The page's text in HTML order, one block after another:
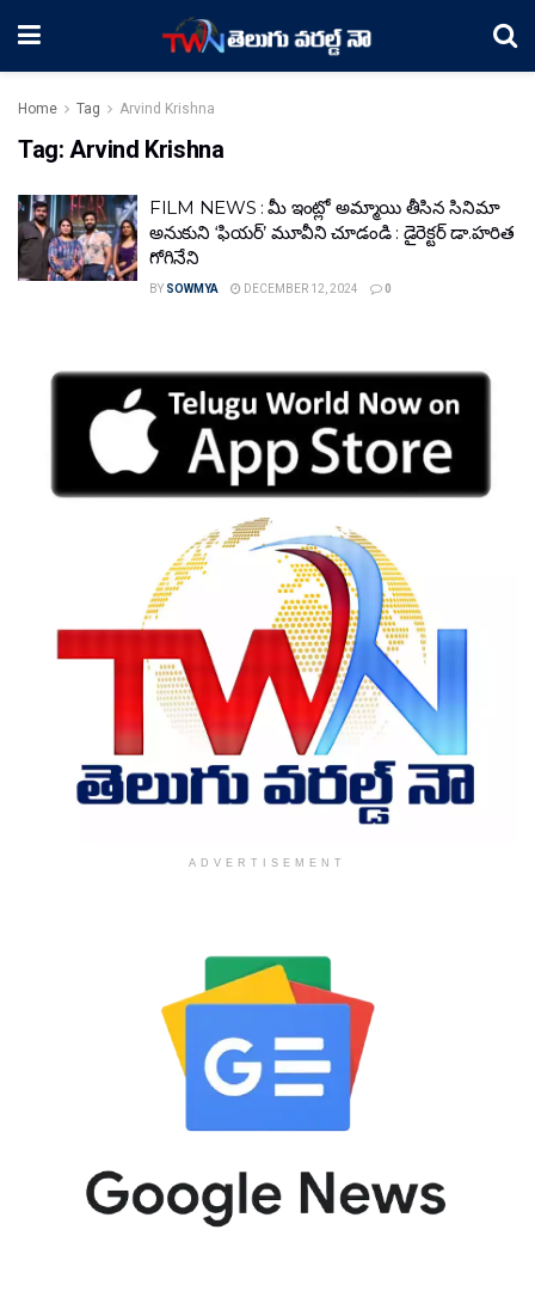
Home Tag Arvind Krishna
Tag: Arvind Krishna
FILM NEWS : మీ ఇంట్లో అమ్మాయి తీసిన సినిమా
అనుకుని ‘ఫియర్’ మూవీని చూడండి : డైరెక్టర్ డా.హరిత
గోగినేని
BY SOWMYA DECEMBER 12, 2024 0
ADVERTISEMENT